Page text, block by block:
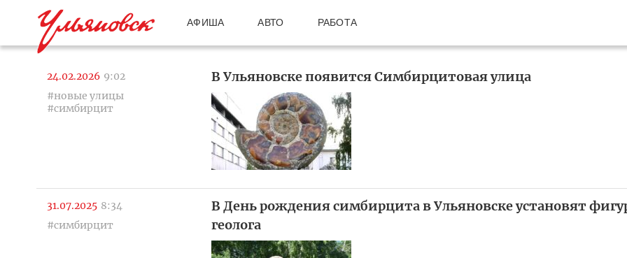
АФИША АВТО РАБОТА
24.02.2026 9:02
#новые улицы
#симбирцит
В Ульяновске появится Симбирцитовая улица
31.07.2025 8:34
#симбирцит
В День рождения симбирцита в Ульяновске установят
геолога